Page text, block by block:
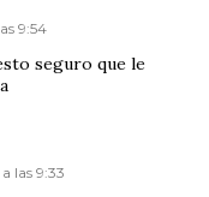
9:54
seguro que le
las 9:33